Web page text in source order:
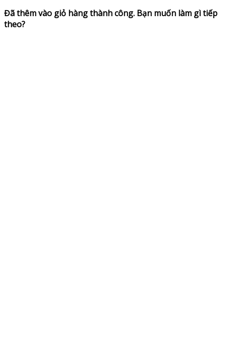
Đã thêm vào giỏ hàng thành công. Bạn muốn làm gì tiếp
theo?